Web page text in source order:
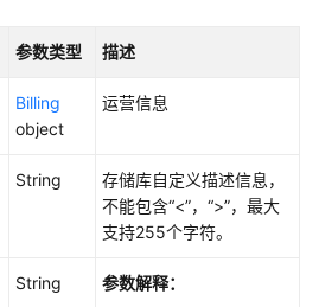
参数类型 描述
Billing
object
运营信息
String
存储库自定义描述信息，
不能包含“<”，“>”，最大
支持255个字符。
String
参数解释：